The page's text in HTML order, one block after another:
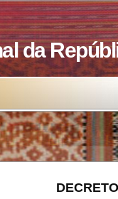
da